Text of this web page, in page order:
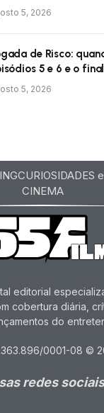
5, 2026
de Risco:
5 e 6 e o
5, 2026
CURIOSIDADES
CINEMA
editorial
cobertura diária,
do
0001-08 ©
redes